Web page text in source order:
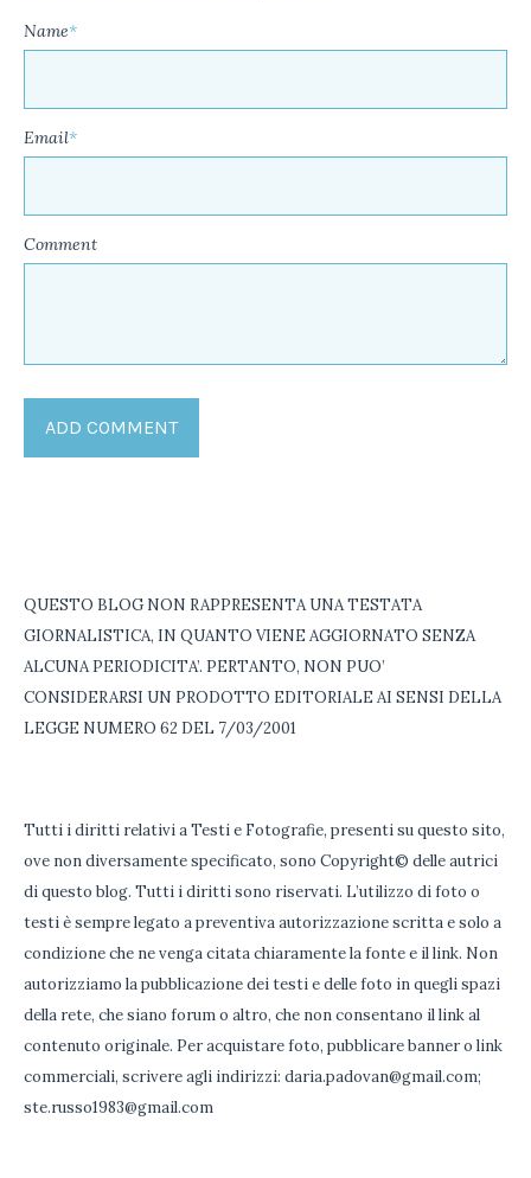
Name*
Email*
Comment
QUESTO BLOG NON RAPPRESENTA UNA TESTATA
GIORNALISTICA, IN QUANTO VIENE AGGIORNATO SENZA
ALCUNA PERIODICITA’. PERTANTO, NON PUO’
CONSIDERARSI UN PRODOTTO EDITORIALE AI SENSI DELLA
LEGGE NUMERO 62 DEL 7/03/2001
Tutti i diritti relativi a Testi e Fotografie, presenti su questo sito,
ove non diversamente specificato, sono Copyright© delle autrici
di questo blog. Tutti i diritti sono riservati. L’utilizzo di foto o
testi è sempre legato a preventiva autorizzazione scritta e solo a
condizione che ne venga citata chiaramente la fonte e il link. Non
autorizziamo la pubblicazione dei testi e delle foto in quegli spazi
della rete, che siano forum o altro, che non consentano il link al
contenuto originale. Per acquistare foto, pubblicare banner o link
commerciali, scrivere agli indirizzi: daria.padovan@gmail.com;
ste.russo1983@gmail.com